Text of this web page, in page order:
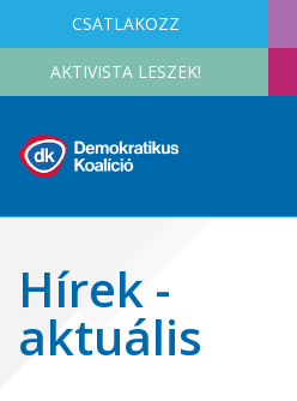
CSATLAKOZZ
AKTIVISTA LESZEK!
Hírek -
aktuális